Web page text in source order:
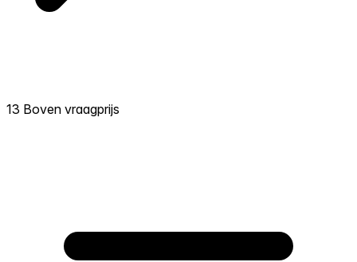
13 Boven vraagprijs